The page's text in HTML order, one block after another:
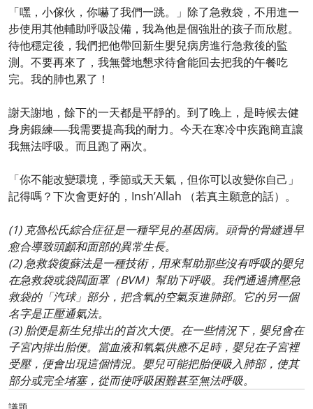
「嘿，小傢伙，你嚇了我們一跳。」除了急救袋，不用進一
步使用其他輔助呼吸設備，我為他是個強壯的孩子而欣慰。
待他穩定後，我們把他帶回新生嬰兒病房進行急救後的監
測。不要再來了，我無聲地懇求待會能回去把我的午餐吃
完。我的肺也累了！
謝天謝地，餘下的一天都是平靜的。到了晚上，是時候去健
身房鍛練──我需要提高我的耐力。今天在寒冷中疾跑簡直讓
我無法呼吸。而且跑了兩次。
「你不能改變環境，季節或天天氣，但你可以改變你自己」
記得嗎？下次會更好的，Insh’Allah （若真主願意的話）。
(1) 克魯松氏綜合症征是一種罕見的基因病。頭骨的骨縫過早
愈合導致頭顱和面部的異常生長。
(2) 急救袋復蘇法是一種技術，用來幫助那些沒有呼吸的嬰兒
在急救袋或袋閥面罩（BVM）幫助下呼吸。我們通過擠壓急
救袋的「汽球」部分，把含氧的空氣泵進肺部。它的另一個
名字是正壓通氣法。
(3) 胎便是新生兒排出的首次大便。在一些情況下，嬰兒會在
子宮內排出胎便。當血液和氧氣供應不足時，嬰兒在子宮裡
受壓，便會出現這個情況。嬰兒可能把胎便吸入肺部，使其
部分或完全堵塞，從而使呼吸困難甚至無法呼吸。